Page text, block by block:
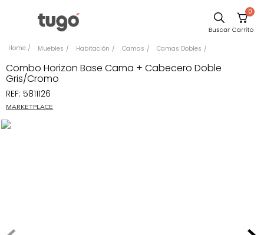
0
Muebles Habitación Camas Camas Dobles
Combo Horizon Base Cama + Cabecero Doble
Gris/Cromo
REF: 5811126
MARKETPLACE
Comedor
Escritorio
Sillas
Silla